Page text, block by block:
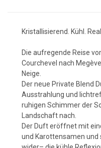
Kristallisierend. Kühl.
Die aufregende Reise
Courchevel nach
Neige.
Der neue Private Blend
Ausstrahlung und
ruhigen Schimmer der
Landschaft nach.
Der Duft eröffnet mit
und Karottensamen und